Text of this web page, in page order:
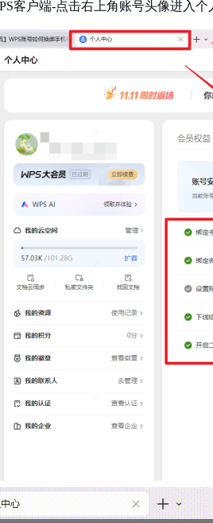
客户端-点击右上角账号头像进入